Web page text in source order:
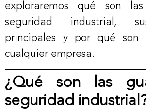
exploraremos qué son
seguridad industrial,
principales y por qué son
cualquier empresa.
¿Qué son las
seguridad